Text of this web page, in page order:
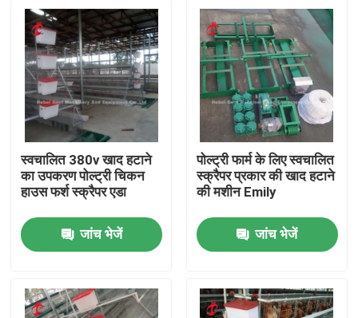
स्वचालित 380v खाद हटाने
का उपकरण पोल्ट्री चिकन
हाउस फर्श स्क्रैपर एडा
जांच भेजें
पोल्ट्री फार्म के लिए स्वचालित
स्क्रैपर प्रकार की खाद हटाने
की मशीन Emily
जांच भेजें